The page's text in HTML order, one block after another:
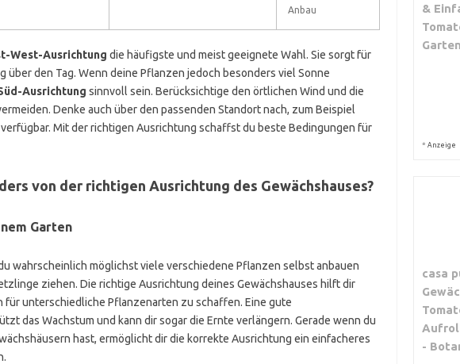
Anbau
West-Ausrichtung die häufigste und meist geeignete Wahl. Sie sorgt für
über den Tag. Wenn deine Pflanzen jedoch besonders viel Sonne
Ausrichtung sinnvoll sein. Berücksichtige den örtlichen Wind und die
Denke auch über den passenden Standort nach, zum Beispiel
Mit der richtigen Ausrichtung schaffst du beste Bedingungen für
von der richtigen Ausrichtung des Gewächshauses?
Garten
wahrscheinlich möglichst viele verschiedene Pflanzen selbst anbauen
ziehen. Die richtige Ausrichtung deines Gewächshauses hilft dir
für unterschiedliche Pflanzenarten zu schaffen. Eine gute
das Wachstum und kann dir sogar die Ernte verlängern. Gerade wenn du
hast, ermöglicht dir die korrekte Ausrichtung ein einfacheres
&
* Anzeige
casa
-